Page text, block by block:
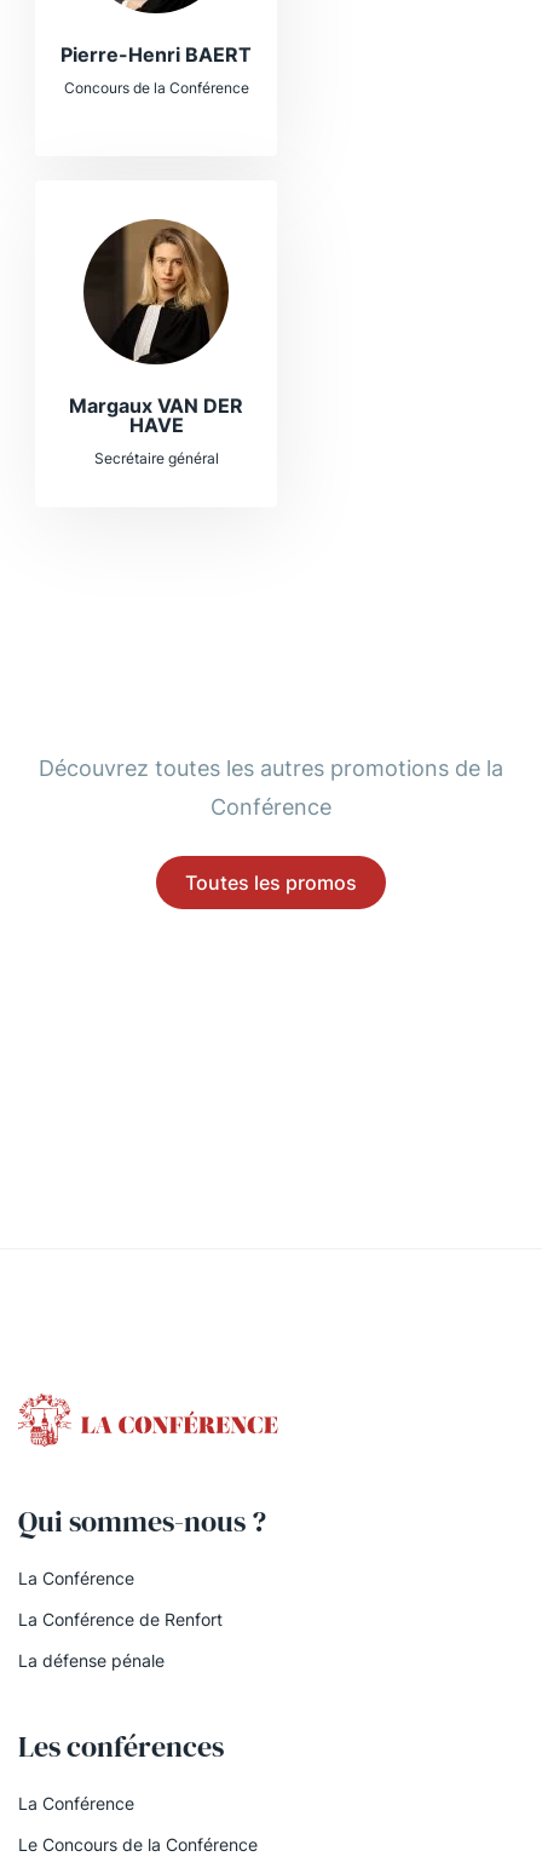
Pierre-Henri BAERT
Concours de la Conférence
Margaux VAN DER
HAVE
Secrétaire général
Découvrez toutes les autres promotions de la
Conférence
Toutes les promos
Qui sommes-nous ?
La Conférence
La Conférence de Renfort
La défense pénale
Les conférences
La Conférence
Le Concours de la Conférence